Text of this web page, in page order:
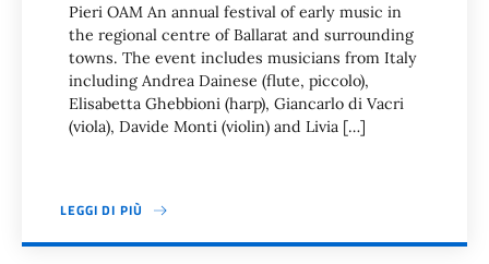
Pieri OAM An annual festival of early music in
the regional centre of Ballarat and surrounding
towns. The event includes musicians from Italy
including Andrea Dainese (flute, piccolo),
Elisabetta Ghebbioni (harp), Giancarlo di Vacri
(viola), Davide Monti (violin) and Livia […]
LEGGI DI PIÙ